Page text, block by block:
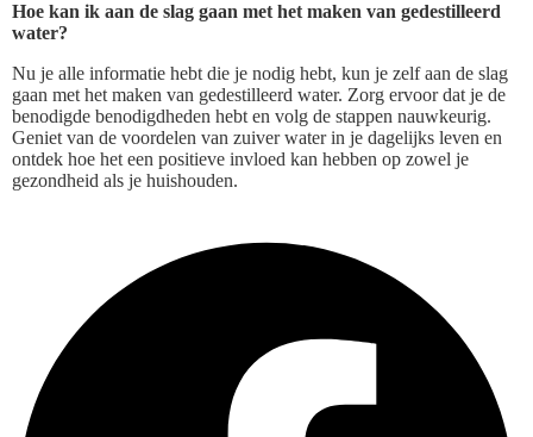
Hoe kan ik aan de slag gaan met het maken van gedestilleerd
water?
Nu je alle informatie hebt die je nodig hebt, kun je zelf aan de slag
gaan met het maken van gedestilleerd water. Zorg ervoor dat je de
benodigde benodigdheden hebt en volg de stappen nauwkeurig.
Geniet van de voordelen van zuiver water in je dagelijks leven en
ontdek hoe het een positieve invloed kan hebben op zowel je
gezondheid als je huishouden.